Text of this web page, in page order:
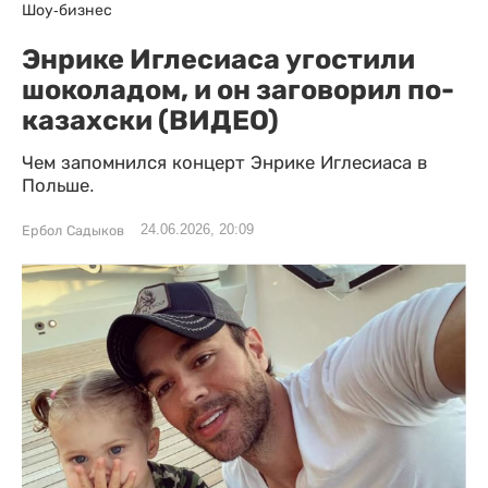
Шоу-бизнес
Энрике Иглесиаса угостили
шоколадом, и он заговорил по-
казахски (ВИДЕО)
Чем запомнился концерт Энрике Иглесиаса в
Польше.
Ербол Садыков 24.06.2026, 20:09